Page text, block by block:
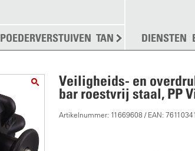
POEDERVERSTUIVEN TANKEN STROOIEN
DIENSTEN
Veiligheids- en
bar roestvrij staal, PP
Artikelnummer: 11669608 / EAN: